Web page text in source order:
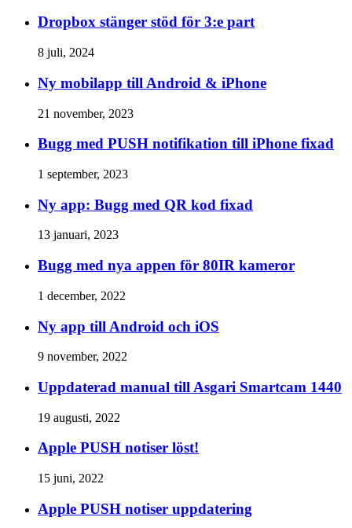
Dropbox stänger stöd för 3:e part
8 juli, 2024
Ny mobilapp till Android & iPhone
21 november, 2023
Bugg med PUSH notifikation till iPhone fixad
1 september, 2023
Ny app: Bugg med QR kod fixad
13 januari, 2023
Bugg med nya appen för 80IR kameror
1 december, 2022
Ny app till Android och iOS
9 november, 2022
Uppdaterad manual till Asgari Smartcam 1440
19 augusti, 2022
Apple PUSH notiser löst!
15 juni, 2022
Apple PUSH notiser uppdatering